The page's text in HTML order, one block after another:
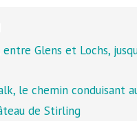
Glens et Lochs,
le chemin conduisant
de Stirling